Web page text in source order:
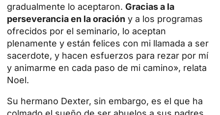
gradualmente lo aceptaron. Gracias a la
perseverancia en la oración y a los programas
ofrecidos por el seminario, lo aceptan
plenamente y están felices con mi llamada a ser
sacerdote, y hacen esfuerzos para rezar por mí
y animarme en cada paso de mi camino», relata
Noel.
Su hermano Dexter, sin embargo, es el que ha